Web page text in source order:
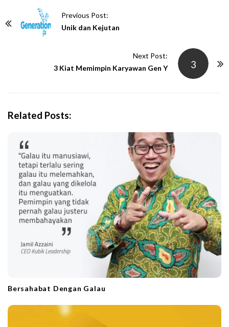
Previous Post:
Unik dan Kejutan
3
Next Post:
3 Kiat Memimpin Karyawan Gen Y
Related Posts:
Bersahabat Dengan Galau